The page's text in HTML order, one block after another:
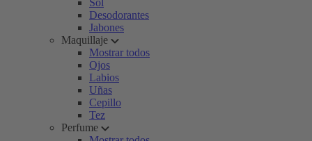
Sol
Desodorantes
Jabones
Maquillaje
Mostrar todos
Ojos
Labios
Uñas
Cepillo
Tez
Perfume